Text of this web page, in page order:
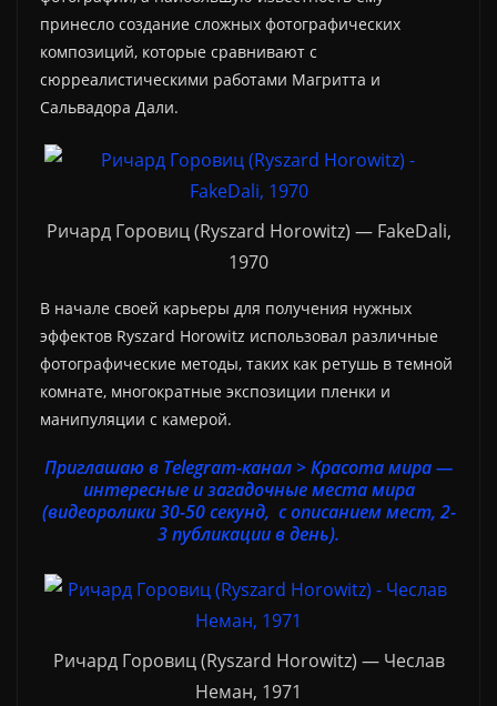
принесло создание сложных фотографических
композиций, которые сравнивают с
сюрреалистическими работами Магритта и
Сальвадора Дали.
Ричард Горовиц (Ryszard Horowitz) — FakeDali,
1970
В начале своей карьеры для получения нужных
эффектов Ryszard Horowitz использовал различные
фотографические методы, таких как ретушь в темной
комнате, многократные экспозиции пленки и
манипуляции с камерой.
Приглашаю в Telegram-канал > Красота мира —
интересные и загадочные места мира
(видеоролики 30-50 секунд, с описанием мест, 2-
3 публикации в день).
Ричард Горовиц (Ryszard Horowitz) — Чеслав
Неман, 1971